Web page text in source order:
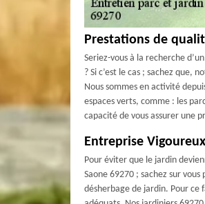
Prestations de
Seriez-vous à la recherche
? Si c’est le cas ; sachez que,
Nous sommes en activité
espaces verts, comme : les
capacité de vous assurer une
Entreprise
Pour éviter que le jardin
Saone 69270 ; sachez sur
désherbage de jardin. Pour ce